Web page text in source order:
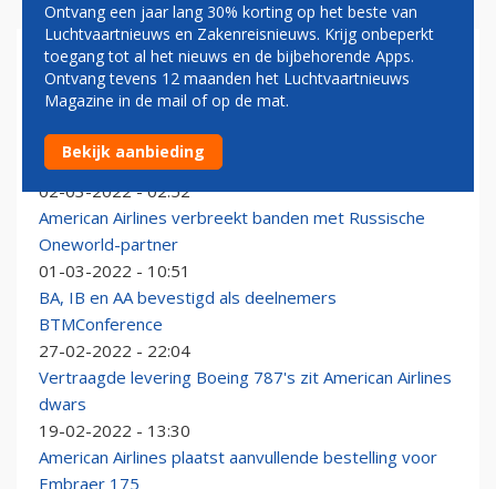
AMERICAN AIRLINES
Russische vliegtuigen ook uit Amerikaans luchtruim
geweerd
02-03-2022 - 02:52
American Airlines verbreekt banden met Russische
Oneworld-partner
01-03-2022 - 10:51
BA, IB en AA bevestigd als deelnemers
BTMConference
27-02-2022 - 22:04
Vertraagde levering Boeing 787's zit American Airlines
dwars
19-02-2022 - 13:30
American Airlines plaatst aanvullende bestelling voor
Embraer 175
Ontvang een jaar lang 30% korting op het beste van
Luchtvaartnieuws en Zakenreisnieuws. Krijg onbeperkt
toegang tot al het nieuws en de bijbehorende Apps.
Ontvang tevens 12 maanden het Luchtvaartnieuws
Magazine in de mail of op de mat.
Bekijk aanbieding